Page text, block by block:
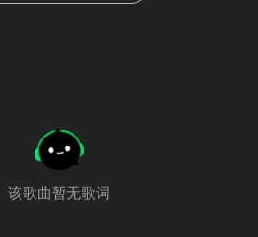
该歌曲暂无歌词